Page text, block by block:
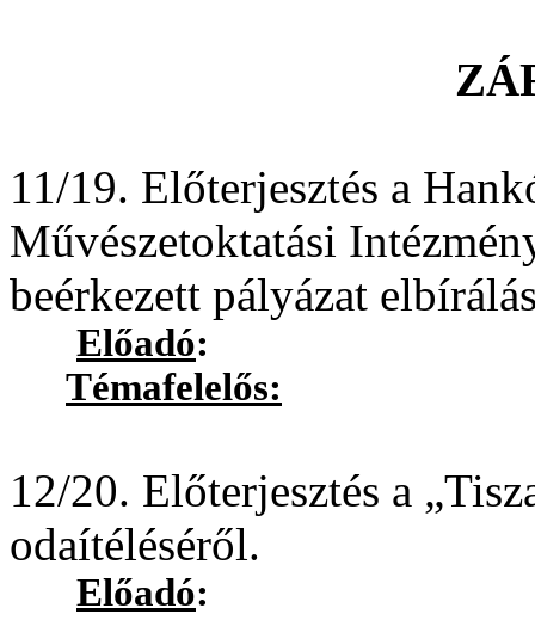
11/19. Előterjesztés a
Művészetoktatási
beérkezett pályázat
Előadó:
Témafelelős:
12/20. Előterjesztés a
odaítéléséről.
Előadó: